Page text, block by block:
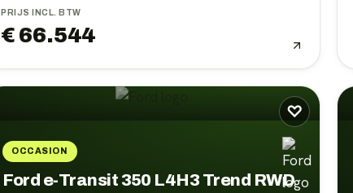
PRIJS INCL. BTW
€ 66.544
♡
OCCASION
Ford e-Transit 350 L4H3 Trend RWD